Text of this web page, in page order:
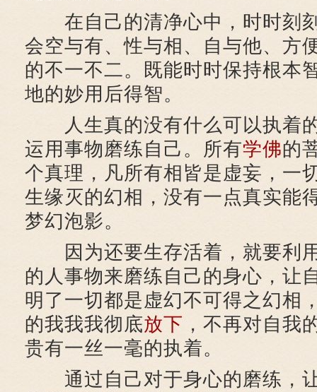
在自己的清净心中，时时刻
会空与有、性与相、自与他、方
的不一不二。既能时时保持根本
地的妙用后得智。
人生真的没有什么可以执着
运用事物磨练自己。所有学佛的
个真理，凡所有相皆是虚妄，一
生缘灭的幻相，没有一点真实能
梦幻泡影。
因为还要生存活着，就要利
的人事物来磨练自己的身心，让
明了一切都是虚幻不可得之幻相
的我我我彻底放下 ，不再对自我
贵有一丝一毫的执着。
通过自己对于身心的磨练，